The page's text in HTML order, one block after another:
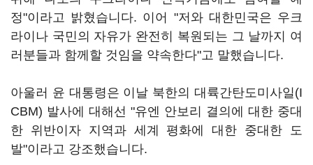
정"이라고 밝혔습니다. 이어 "저와 대한민국은 우크
라이나 국민의 자유가 완전히 복원되는 그 날까지 여
러분들과 함께할 것임을 약속한다"고 말했습니다.
아울러 윤 대통령은 이날 북한의 대륙간탄도미사일(I
CBM) 발사에 대해선 "유엔 안보리 결의에 대한 중대
한 위반이자 지역과 세계 평화에 대한 중대한 도
발"이라고 강조했습니다.